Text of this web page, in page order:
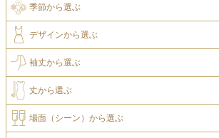
季節から選ぶ
デザインから選ぶ
袖丈から選ぶ
丈から選ぶ
場面（シーン）から選ぶ